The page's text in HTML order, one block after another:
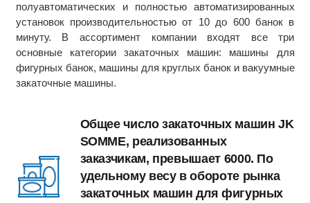
полуавтоматических и полностью автоматизированных
установок производительностью от 10 до 600 банок в
минуту. В ассортимент компании входят все три
основные категории закаточных машин: машины для
фигурных банок, машины для круглых банок и вакуумные
закаточные машины.
Общее число закаточных машин JK
SOMME, реализованных
заказчикам, превышает 6000. По
удельному весу в обороте рынка
закаточных машин для фигурных